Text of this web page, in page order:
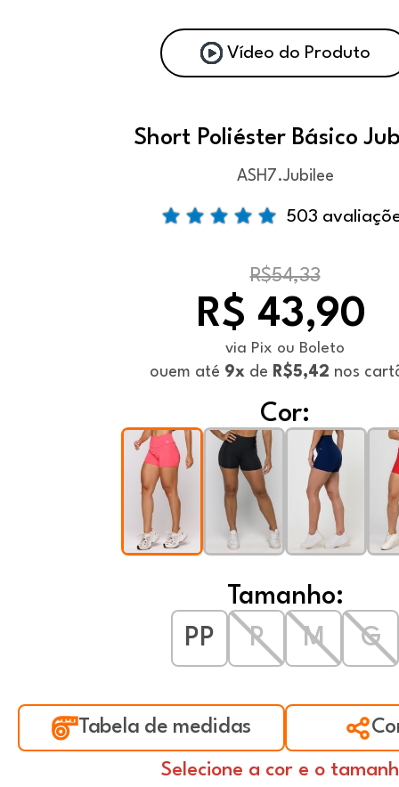
Vídeo do Produto
Short Poliéster Básico
ASH7.Jubilee
503
R$54,33
R$ 43,90
via Pix ou Boleto
ouem até 9x de R$5,42 nos
Cor:
Tamanho:
PP
P M G
Tabela de medidas
Selecione a cor e o